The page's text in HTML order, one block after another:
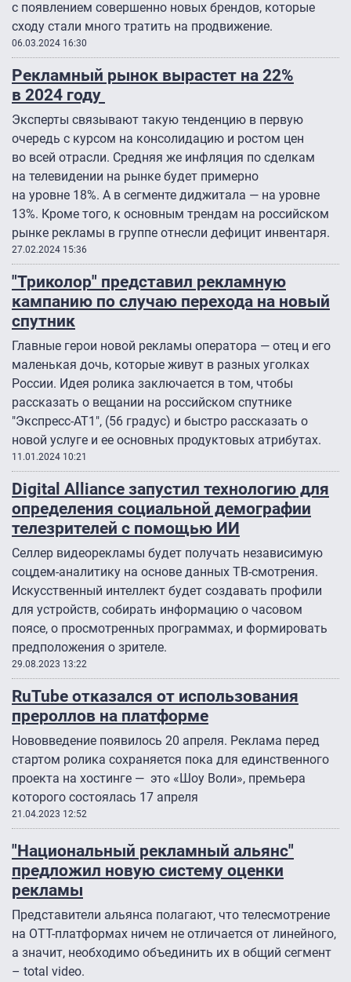
с появлением совершенно новых брендов, которые
сходу стали много тратить на продвижение.
06.03.2024 16:30
Рекламный рынок вырастет на 22%
в 2024 году
Эксперты связывают такую тенденцию в первую
очередь с курсом на консолидацию и ростом цен
во всей отрасли. Средняя же инфляция по сделкам
на телевидении на рынке будет примерно
на уровне 18%. А в сегменте диджитала — на уровне
13%. Кроме того, к основным трендам на российском
рынке рекламы в группе отнесли дефицит инвентаря.
27.02.2024 15:36
"Триколор" представил рекламную
кампанию по случаю перехода на новый
спутник
Главные герои новой рекламы оператора — отец и его
маленькая дочь, которые живут в разных уголках
России. Идея ролика заключается в том, чтобы
рассказать о вещании на российском спутнике
"Экспресс-АТ1″, (56 градус) и быстро рассказать о
новой услуге и ее основных продуктовых атрибутах.
11.01.2024 10:21
Digital Alliance запустил технологию для
определения социальной демографии
телезрителей с помощью ИИ
Селлер видеорекламы будет получать независимую
соцдем-аналитику на основе данных ТВ-смотрения.
Искусственный интеллект будет создавать профили
для устройств, собирать информацию о часовом
поясе, о просмотренных программах, и формировать
предположения о зрителе.
29.08.2023 13:22
RuTube отказался от использования
прероллов на платформе
Нововведение появилось 20 апреля. Реклама перед
стартом ролика сохраняется пока для единственного
проекта на хостинге — это «Шоу Воли», премьера
которого состоялась 17 апреля
21.04.2023 12:52
"Национальный рекламный альянс"
предложил новую систему оценки
рекламы
Представители альянса полагают, что телесмотрение
на ОТТ-платформах ничем не отличается от линейного,
а значит, необходимо объединить их в общий сегмент
– total video.